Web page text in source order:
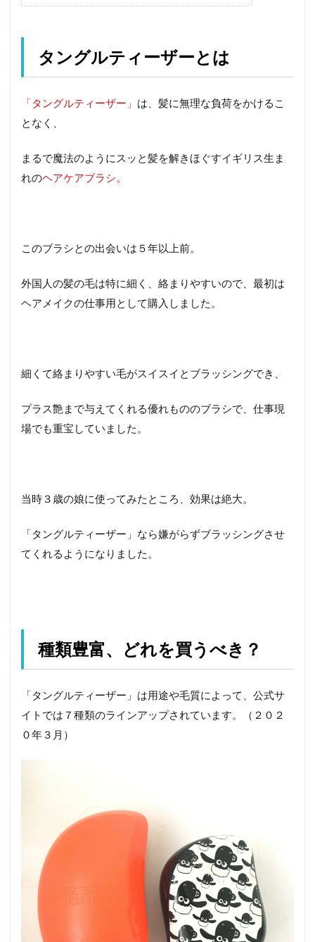
タングルティーザーとは
「タングルティーザー」 は、髪に無理な負荷をかけるこ
となく、
まるで魔法のようにスッと髪を解きほぐすイギリス生ま
れのヘアケアブラシ。
このブラシとの出会いは５年以上前。
外国人の髪の毛は特に細く、絡まりやすいので、最初は
ヘアメイクの仕事用として購入しました。
細くて絡まりやすい毛がスイスイとブラッシングでき、
プラス艶まで与えてくれる優れもののブラシで、仕事現
場でも重宝していました。
当時３歳の娘に使ってみたところ、効果は絶大。
「タングルティーザー」なら嫌がらずブラッシングさせ
てくれるようになりました。
種類豊富、どれを買うべき？
「タングルティーザー」は用途や毛質によって、公式サ
イトでは７種類のラインアップされています。（２０２
０年３月）